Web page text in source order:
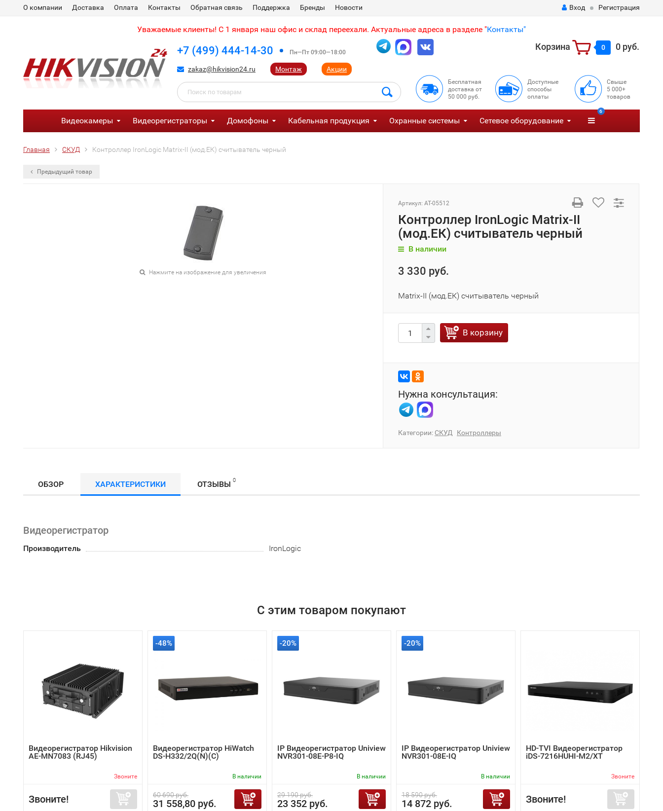
О компании Доставка Оплата Контакты Обратная связь Поддержка Бренды Новости Вход Регистрация
Уважаемые клиенты! С 1 января наш офис и склад переехали. Актуальные адреса в разделе "Контакты"
+7 (499) 444-14-30 Пн—Пт 09:00—18:00
zakaz@hikvision24.ru Монтаж Акции
Корзина 0 0 руб.
Бесплатная
доставка от
50 000 руб.
Доступные
способы
оплаты
Свыше
5 000+
товаров
Видеокамеры Видеорегистраторы Домофоны Кабельная продукция Охранные системы Сетевое оборудование
6
Главная СКУД Контроллер IronLogic Matrix-II (мод.ЕК) считыватель черный
Предыдущий товар
Нажмите на изображение для увеличения
Артикул: AT-05512
Контроллер IronLogic Matrix-II
(мод.ЕК) считыватель черный
В наличии
3 330 руб.
Matrix-II (мод.ЕК) считыватель черный
В корзину
Нужна консультация:
Категории: СКУД Контроллеры
ОБЗОР ХАРАКТЕРИСТИКИ ОТЗЫВЫ 0
Видеорегистратор
Производитель IronLogic
С этим товаром покупают
Видеорегистратор Hikvision
AE-MN7083 (RJ45)
Звоните
Звоните!
-48%
Видеорегистратор HiWatch
DS-H332/2Q(N)(C)
В наличии
60 690 руб.
31 558,80 руб.
-20%
IP Видеорегистратор Uniview
NVR301-08E-P8-IQ
В наличии
29 190 руб.
23 352 руб.
-20%
IP Видеорегистратор Uniview
NVR301-08E-IQ
В наличии
18 590 руб.
14 872 руб.
HD-TVI Видеорегистратор
iDS-7216HUHI-M2/XT
Звоните
Звоните!